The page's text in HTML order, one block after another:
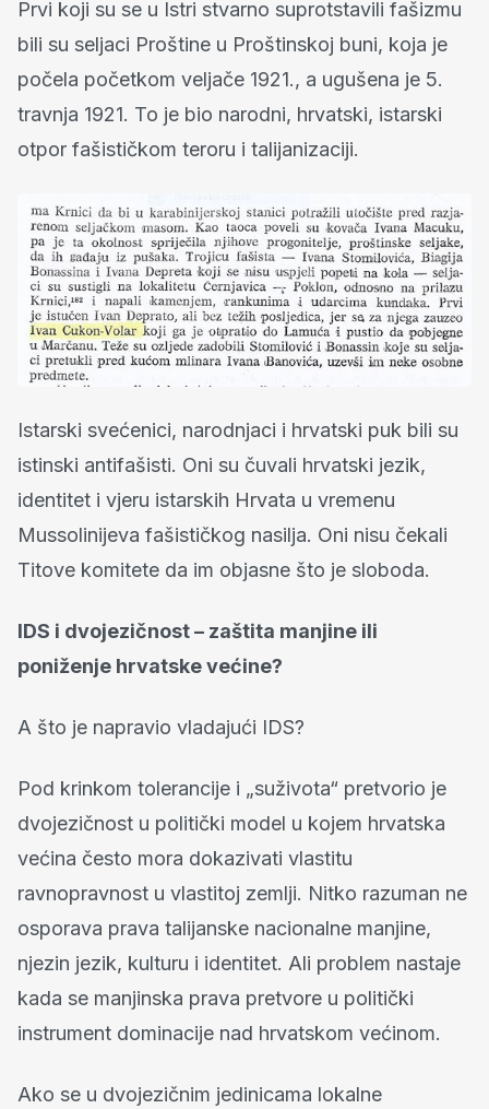
Prvi koji su se u Istri stvarno suprotstavili fašizmu
bili su seljaci Proštine u Proštinskoj buni, koja je
počela početkom veljače 1921., a ugušena je 5.
travnja 1921. To je bio narodni, hrvatski, istarski
otpor fašističkom teroru i talijanizaciji.
Istarski svećenici, narodnjaci i hrvatski puk bili su
istinski antifašisti. Oni su čuvali hrvatski jezik,
identitet i vjeru istarskih Hrvata u vremenu
Mussolinijeva fašističkog nasilja. Oni nisu čekali
Titove komitete da im objasne što je sloboda.
IDS i dvojezičnost – zaštita manjine ili
poniženje hrvatske većine?
A što je napravio vladajući IDS?
Pod krinkom tolerancije i „suživota“ pretvorio je
dvojezičnost u politički model u kojem hrvatska
većina često mora dokazivati vlastitu
ravnopravnost u vlastitoj zemlji. Nitko razuman ne
osporava prava talijanske nacionalne manjine,
njezin jezik, kulturu i identitet. Ali problem nastaje
kada se manjinska prava pretvore u politički
instrument dominacije nad hrvatskom većinom.
Ako se u dvojezičnim jedinicama lokalne